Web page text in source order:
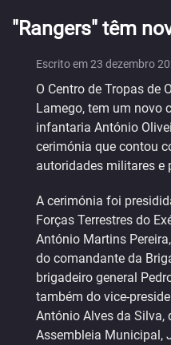
"Rangers" têm
Escrito em23 dezembro
O Centro de Tropas de
Lamego, tem um novo
infantaria António
cerimónia que contou
autoridades militares e
A cerimónia foi
Forças Terrestres do
António Martins
do comandante da
brigadeiro general
também do vice-
António Alves da Silva,
Assembleia Municipal,